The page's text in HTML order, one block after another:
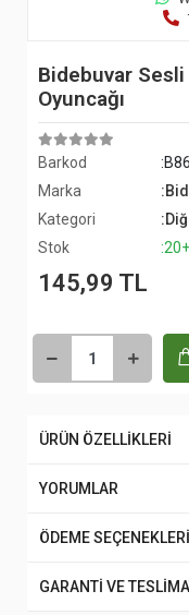
Bidebuvar
Oyuncağı
Barkod
Marka
Kategori
Stok
:20+
145,99 TL
ÜRÜN ÖZELLİKLERİ
YORUMLAR
ÖDEME SEÇENEKLERİ
GARANTİ VE